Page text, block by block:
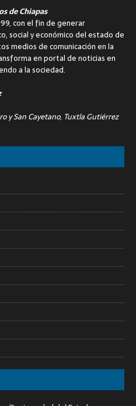
de Chiapas
con el fin de generar
social y económico del estado de
medios de comunicación en la
en portal de noticias en
a la sociedad.
y San Cayetano, Tuxtla Gutiérrez